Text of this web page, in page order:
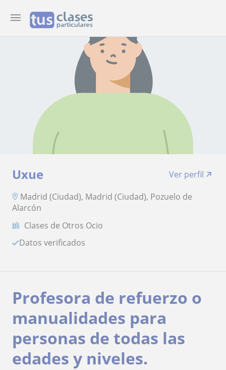
Uxue
Ver perfil
Madrid (Ciudad), Madrid (Ciudad), Pozuelo de
Alarcón
Clases de Otros Ocio
Datos verificados
Profesora de refuerzo o
manualidades para
personas de todas las
edades y niveles.